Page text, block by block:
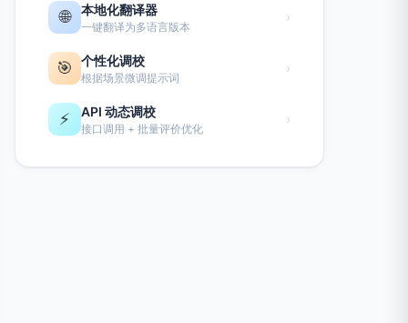
🌐 本地化翻译器
一键翻译为多语言版本
›
🎯 个性化调校
根据场景微调提示词
›
⚡ API 动态调校
接口调用 + 批量评价优化
›